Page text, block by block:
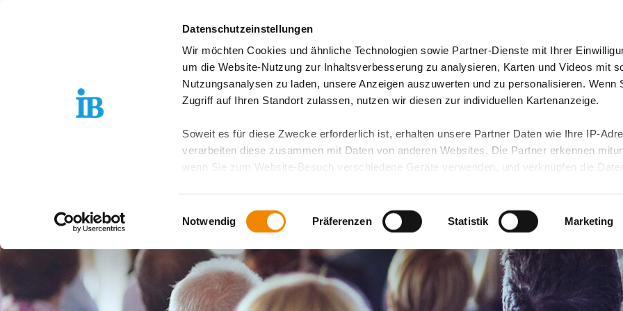
Datenschutzeinstellungen
Wir möchten Cookies und ähnliche Technologien sowie Partner-Dienste mit Ihrer
um die Website-Nutzung zur Inhaltsverbesserung zu analysieren, Karten und Videos mit
Nutzungsanalysen zu laden, unsere Anzeigen auszuwerten und zu personalisieren. Wenn
Zugriff auf Ihren Standort zulassen, nutzen wir diesen zur individuellen Kartenanzeige.
Soweit es für diese Zwecke erforderlich ist, erhalten unsere Partner Daten wie Ihre IP-
verarbeiten diese zusammen mit Daten von anderen Websites. Die Partner erkennen
wenn Sie zum Website-Besuch verschiedene Geräte verwenden, und verknüpfen die Daten
ausgeschlossen werden. Dort ist kein der EU gleichwertiges Datenschutzniveau
zusätzlichen Risiken für Ihre Daten führen kann.
Weitere Details finden Sie in unserenDatenschutzhinweisenund in unsererCookie-
Sie möchten, dass alle Website-Funktionen für diese Zwecke aktiviert sind, müssen Sie
Kategorien auswählen. Sie können mittels nachfolgender Buttons über Ihre Einwilligung für
Zwecke entscheiden und Ihre erteilte Einwilligung stets für die Zukunft widerrufen. Bitte
Einwilligungsauswahl
Notwendig Präferenzen Statistik Marketing
Freiwilligendienst Deutschland
Freiwilligendienst Ausland In